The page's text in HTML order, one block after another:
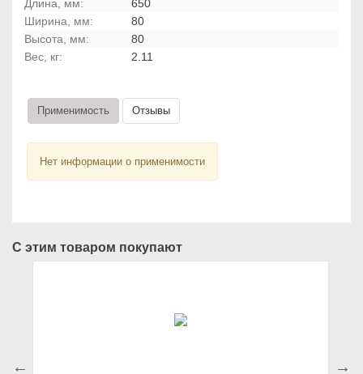
Длина, мм:
650
Ширина, мм:
80
Высота, мм:
80
Вес, кг:
2.11
Применимость Отзывы
Нет информации о применимости
С этим товаром покупают